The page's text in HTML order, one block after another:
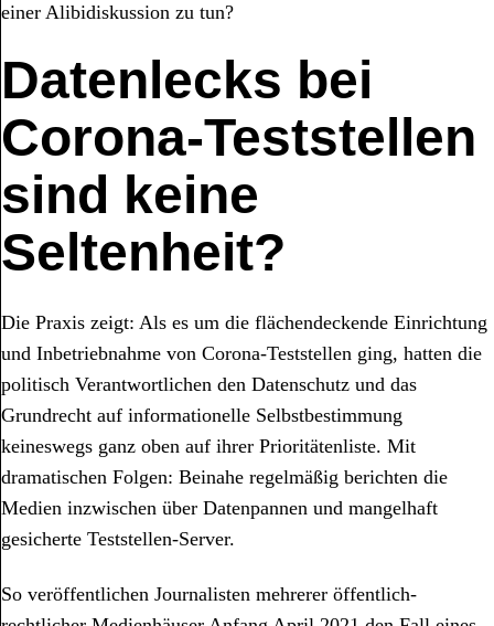
einer Alibidiskussion zu tun?
Datenlecks bei
Corona-Teststellen
sind keine
Seltenheit?
Die Praxis zeigt: Als es um die flächendeckende Einrichtung
und Inbetriebnahme von Corona-Teststellen ging, hatten die
politisch Verantwortlichen den Datenschutz und das
Grundrecht auf informationelle Selbstbestimmung
keineswegs ganz oben auf ihrer Prioritätenliste. Mit
dramatischen Folgen: Beinahe regelmäßig berichten die
Medien inzwischen über Datenpannen und mangelhaft
gesicherte Teststellen-Server.
So veröffentlichen Journalisten mehrerer öffentlich-